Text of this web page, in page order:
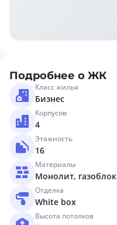
Подробнее о ЖК
Класс жилья
Бизнес
Корпусов
4
Этажность
16
Материалы
Монолит, газоблок
Отделка
White box
Высота потолков